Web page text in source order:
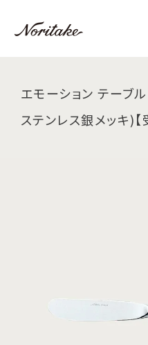
エモーション テーブ
ステンレス銀メッキ)【